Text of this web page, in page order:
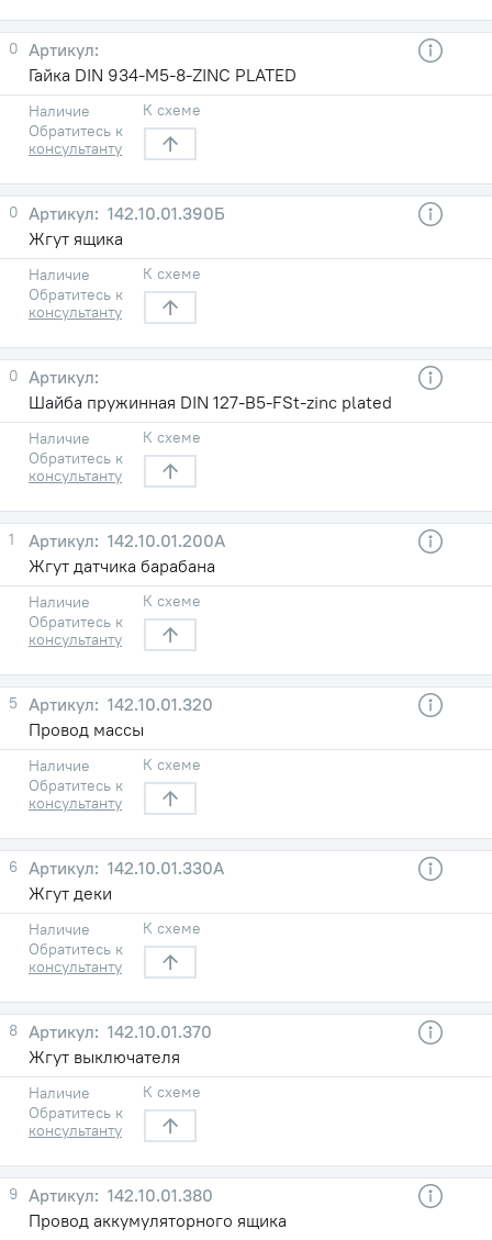
0
Гайка DIN 934-M5-8-ZINC PLATED
Наличие
Обратитесь к
консультанту
К схеме
0
142.10.01.390Б
Жгут ящика
Наличие
Обратитесь к
консультанту
К схеме
0
Шайба пружинная DIN 127-B5-FSt-zinc plated
Наличие
Обратитесь к
консультанту
К схеме
1
142.10.01.200А
Жгут датчика барабана
Наличие
Обратитесь к
консультанту
К схеме
5
142.10.01.320
Провод массы
Наличие
Обратитесь к
консультанту
К схеме
6
142.10.01.330А
Жгут деки
Наличие
Обратитесь к
консультанту
К схеме
8
142.10.01.370
Жгут выключателя
Наличие
Обратитесь к
консультанту
К схеме
9
142.10.01.380
Провод аккумуляторного ящика